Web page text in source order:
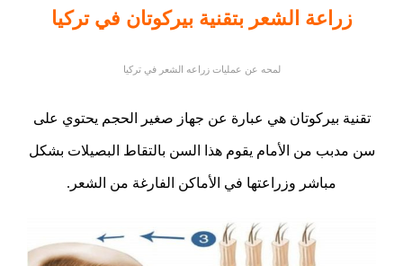
زراعة الشعر بتقنية بيركوتان في تركيا
لمحه عن عمليات زراعه الشعر في تركيا
تقنية بيركوتان هي عبارة عن جهاز صغير الحجم يحتوي على
سن مدبب من اﻷمام يقوم هذا السن بالتقاط البصيلات بشكل
مباشر وزراعتها في اﻷماكن الفارغة من الشعر.